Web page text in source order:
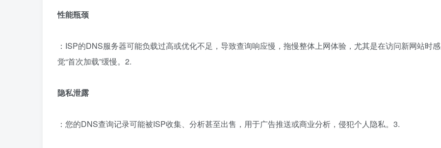
性能瓶颈
：ISP的DNS服务器可能负载过高或优化不足，导致查询响应慢，拖慢整体上网体验，尤其是在访问新网站时感
觉“首次加载”缓慢。2.
隐私泄露
：您的DNS查询记录可能被ISP收集、分析甚至出售，用于广告推送或商业分析，侵犯个人隐私。3.